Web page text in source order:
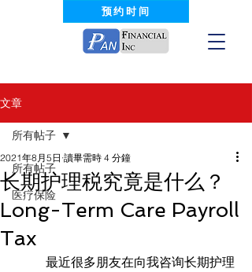
预约时间
文章
所有帖子
医疗保险
所有帖子
长期护理税究竟是什么？
Long-Term Care Payroll
Tax
2021年8月5日 讀畢需時 4 分鐘